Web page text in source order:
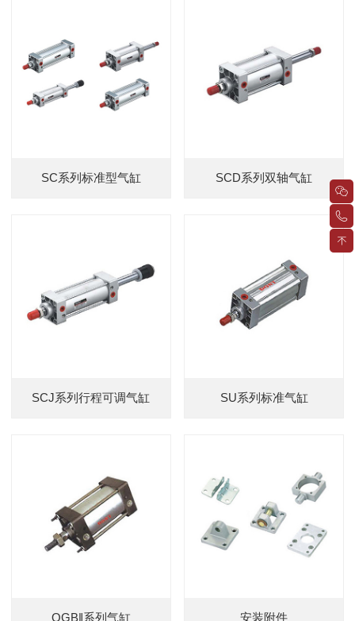
SC系列标准型气缸 SCD系列双轴气缸
SCJ系列行程可调气缸 SU系列标准气缸
QGB‖系列气缸 安装附件